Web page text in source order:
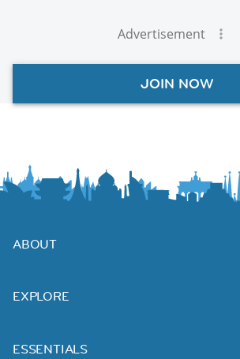
Advertisement
JOIN NOW
ABOUT
EXPLORE
ESSENTIALS